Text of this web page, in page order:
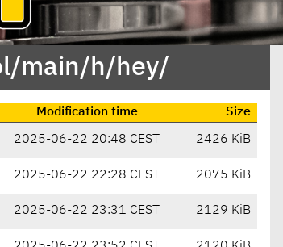
main/h/hey/
Modification time
Size
2025-06-22 20:48 CEST 2426 KiB
2025-06-22 22:28 CEST 2075 KiB
2025-06-22 23:31 CEST 2129 KiB